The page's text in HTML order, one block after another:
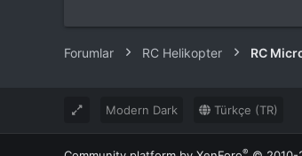
Forumlar RC Helikopter RC
Modern Dark Türkçe (TR)
®